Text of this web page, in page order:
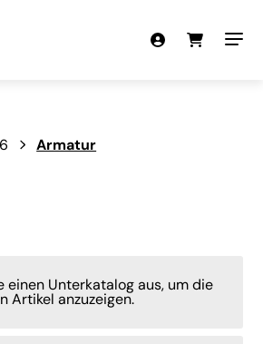
Armatur
einen Unterkatalog aus, um die
Artikel anzuzeigen.